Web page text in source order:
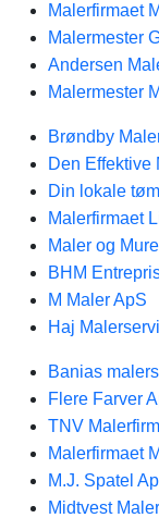
Malerfirmaet
Malermester
Andersen
Malermester
Brøndby
Den Effektive
Din lokale
Malerfirmaet
Maler og
BHM
M Maler ApS
Haj
Banias
Flere Farver
TNV
Malerfirmaet
M.J. Spatel
Midtvest